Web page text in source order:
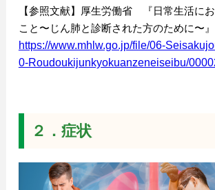
【参照文献】厚生労働省 『日常生活に
こと〜じん肺と診断された方のために〜』
https://www.mhlw.go.jp/file/06-
0-Roudoukijunkyokuanzeneiseibu/
２．症状